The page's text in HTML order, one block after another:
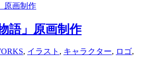
語」原画制作
, イラスト , キャラクター, ロゴ,